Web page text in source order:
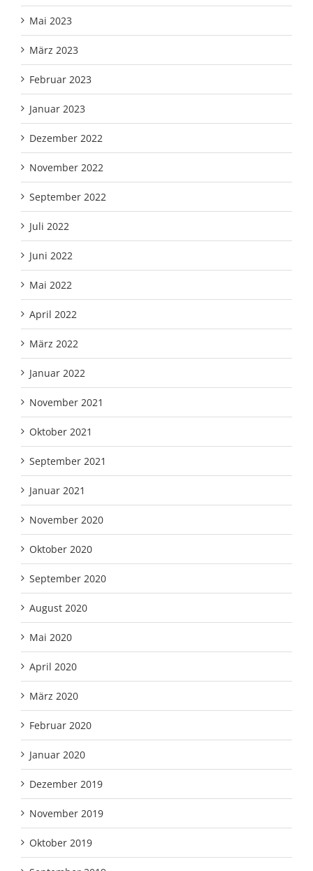
Mai 2023
März 2023
Februar 2023
Januar 2023
Dezember 2022
November 2022
September 2022
Juli 2022
Juni 2022
Mai 2022
April 2022
März 2022
Januar 2022
November 2021
Oktober 2021
September 2021
Januar 2021
November 2020
Oktober 2020
September 2020
August 2020
Mai 2020
April 2020
März 2020
Februar 2020
Januar 2020
Dezember 2019
November 2019
Oktober 2019